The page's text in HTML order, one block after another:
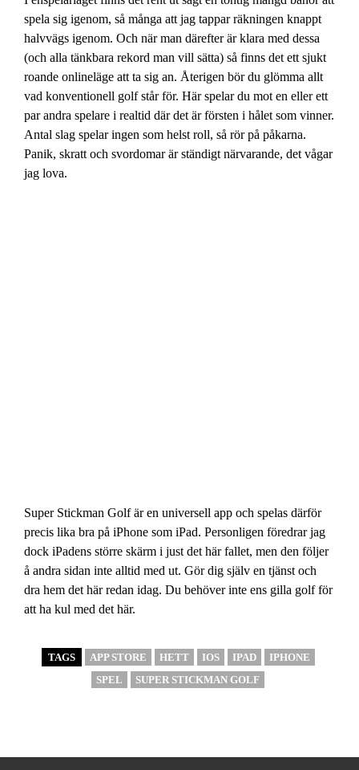
spela sig igenom, så många att jag tappar räkningen knappt
halvvägs igenom. Och när man därefter är klara med dessa
(och alla tänkbara rekord man vill sätta) så finns det ett sjukt
roande onlineläge att ta sig an. Återigen bör du glömma allt
vad konventionell golf står för. Här spelar du mot en eller ett
par andra spelare i realtid där det är försten i hålet som vinner.
Antal slag spelar ingen som helst roll, så rör på påkarna.
Panik, skratt och svordomar är ständigt närvarande, det vågar
jag lova.
Super Stickman Golf är en universell app och spelas därför
precis lika bra på iPhone som iPad. Personligen föredrar jag
dock iPadens större skärm i just det här fallet, men den följer
å andra sidan inte alltid med ut. Gör dig själv en tjänst och
dra hem det här redan idag. Du behöver inte ens gilla golf för
att ha kul med det här.
TAGS APP STORE HETT IOS IPAD
IPHONE
SPEL
SUPER STICKMAN GOLF